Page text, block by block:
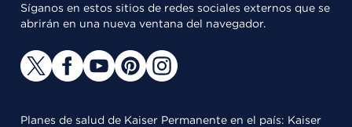
Síganos en estos sitios de redes sociales externos que se
abrirán en una nueva ventana del navegador.
Planes de salud de Kaiser Permanente en el país: Kaiser